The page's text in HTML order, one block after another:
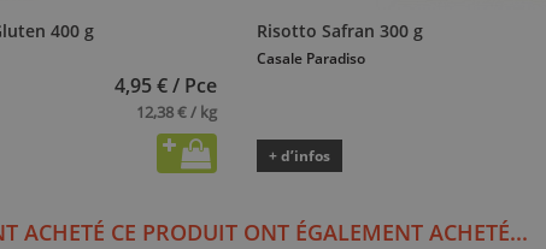
400 g
4,95 € / Pce
12,38 € / kg
Risotto Safran 300 g
Casale Paradiso
+ d’infos
ACHETÉ CE PRODUIT ONT ÉGALEMENT ACHETÉ...